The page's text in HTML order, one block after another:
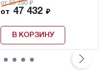
от 59 290 ₽
от 47 432 ₽
В КОРЗИНУ